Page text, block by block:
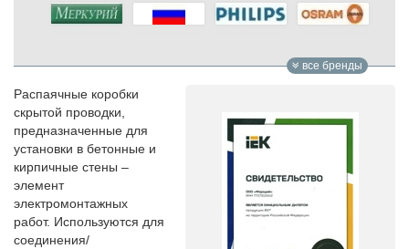
все бренды
Распаячные коробки
скрытой проводки,
предназначенные для
установки в бетонные и
кирпичные стены –
элемент
электромонтажных
работ. Используются для
соединения/